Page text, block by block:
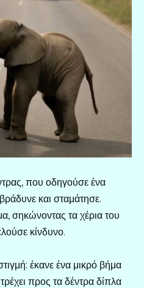
που οδηγούσε ένα
και σταμάτησε.
σηκώνοντας τα χέρια του
κίνδυνο.
έκανε ένα μικρό βήμα
προς τα δέντρα δίπλα